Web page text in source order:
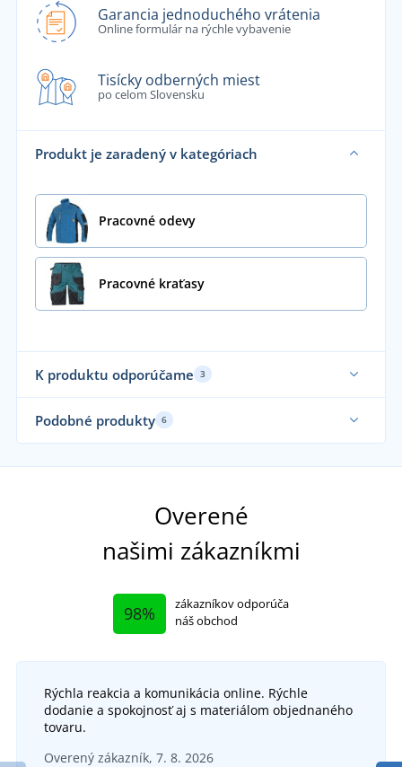
Garancia jednoduchého vrátenia
Online formulár na rýchle vybavenie
Tisícky odberných miest
po celom Slovensku
Produkt je zaradený v kategóriach
Pracovné odevy
Pracovné kraťasy
K produktu odporúčame 3
+3
Montérky do pása ARDON SUMMER
Podobné produkty 6
Overené
našimi zákazníkmi
98%
zákazníkov odporúča
náš obchod
Rýchla reakcia a komunikácia online. Rýchle
dodanie a spokojnosť aj s materiálom objednaného
tovaru.
Overený zákazník, 7. 8. 2026